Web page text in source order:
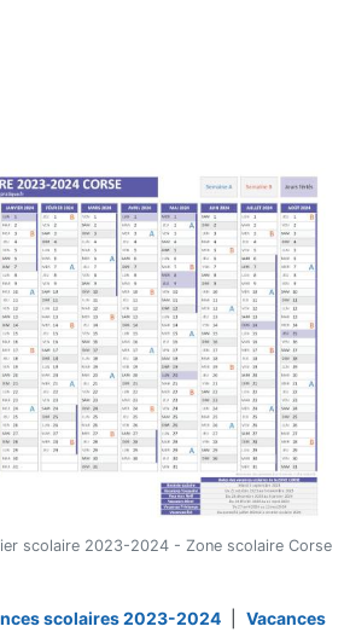
scolaire 2023-2024 - Zone scolaire Corse
scolaires 2023-2024
Vacances